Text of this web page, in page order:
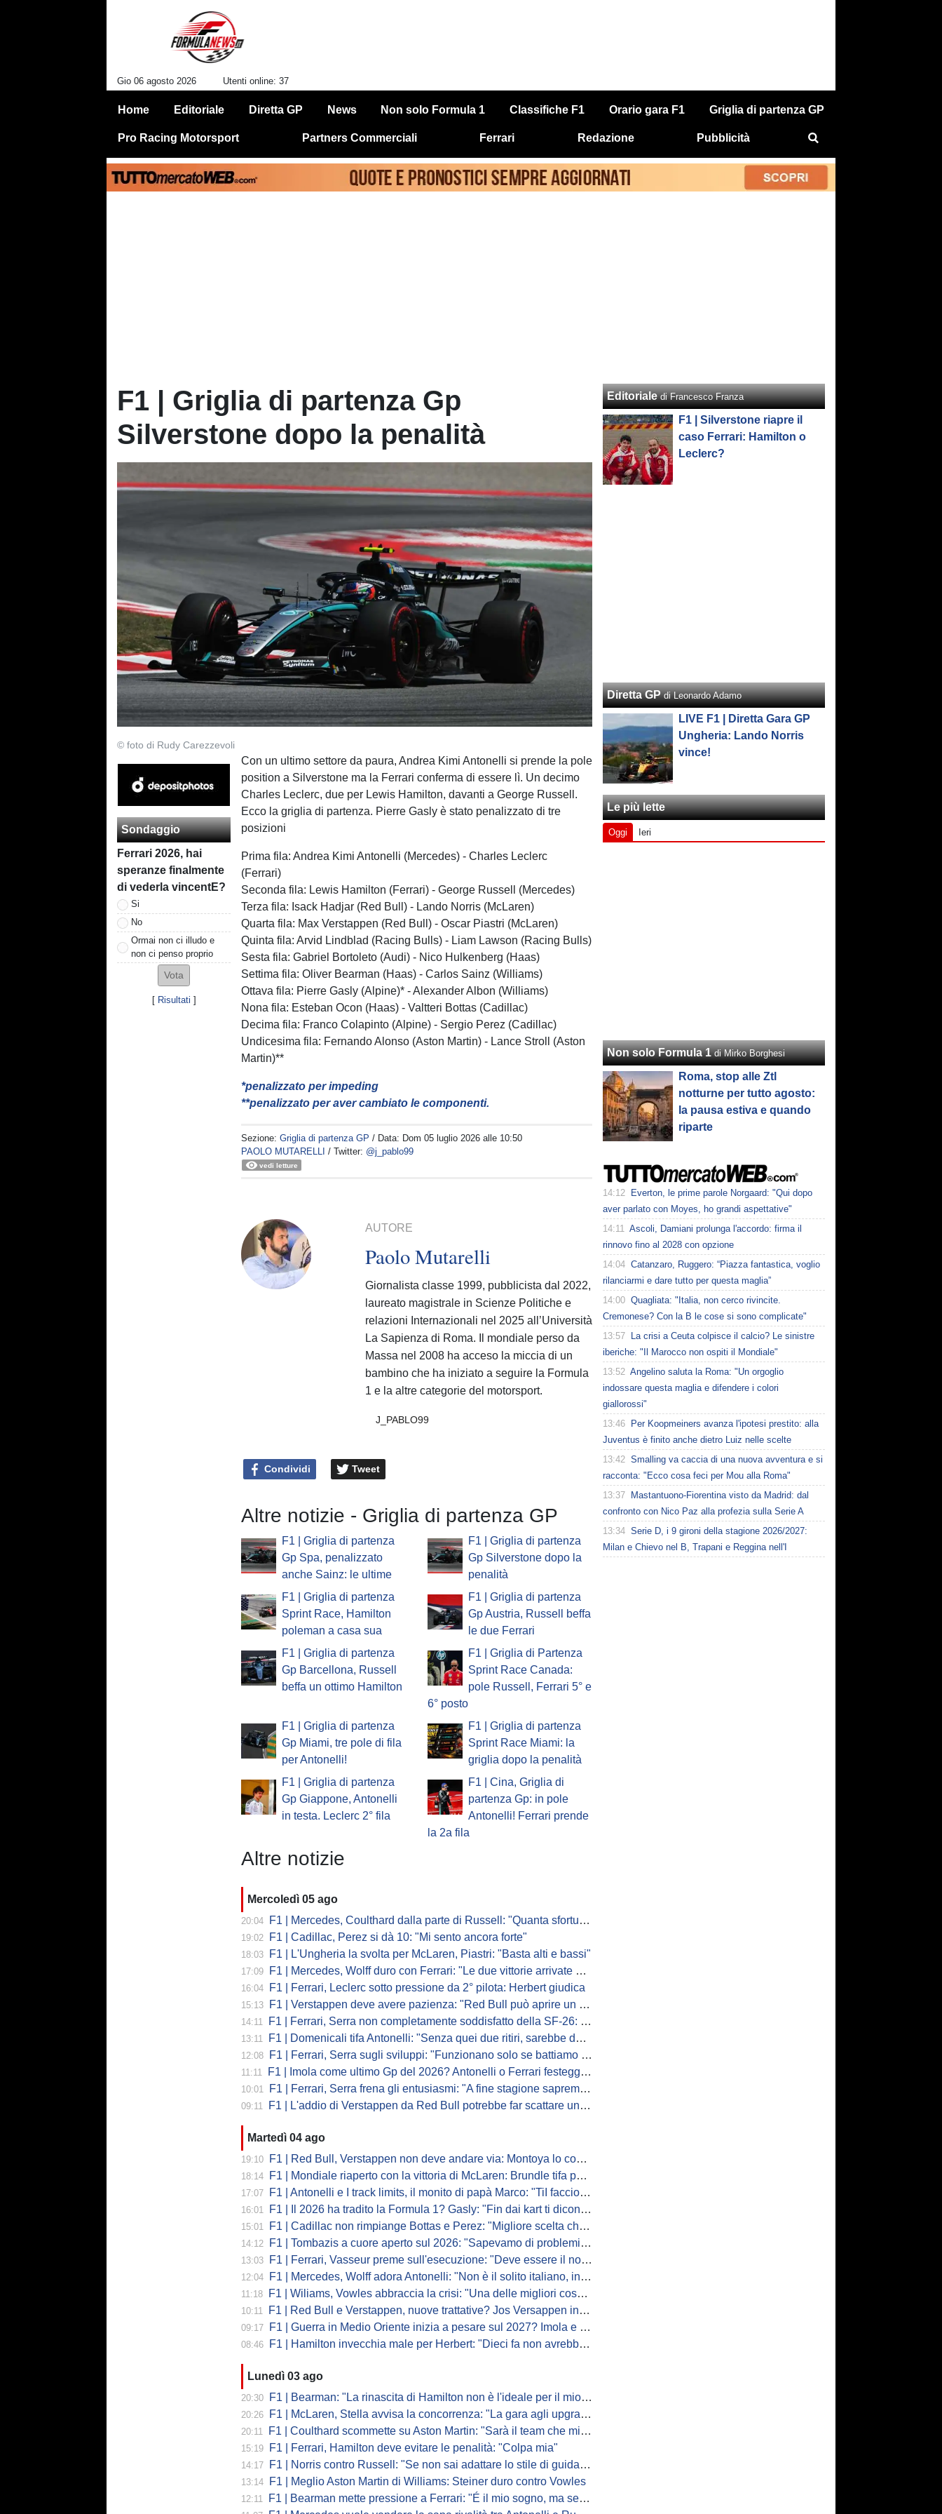
Gio 06 agosto 2026 Utenti online: 37
Home Editoriale Diretta GP News Non solo Formula 1 Classifiche F1 Orario gara F1 Griglia di partenza GP
Pro Racing Motorsport Partners Commerciali Ferrari Redazione Pubblicità
F1 | Griglia di partenza Gp
Silverstone dopo la penalità
© foto di Rudy Carezzevoli
Sondaggio
Ferrari 2026, hai
speranze finalmente
di vederla vincentE?
Si
No
Ormai non ci illudo e
non ci penso proprio
[ Risultati ]
Con un ultimo settore da paura, Andrea Kimi Antonelli si prende la pole
position a Silverstone ma la Ferrari conferma di essere lì. Un decimo
Charles Leclerc, due per Lewis Hamilton, davanti a George Russell.
Ecco la griglia di partenza. Pierre Gasly è stato penalizzato di tre
posizioni
Prima fila: Andrea Kimi Antonelli (Mercedes) - Charles Leclerc
(Ferrari)
Seconda fila: Lewis Hamilton (Ferrari) - George Russell (Mercedes)
Terza fila: Isack Hadjar (Red Bull) - Lando Norris (McLaren)
Quarta fila: Max Verstappen (Red Bull) - Oscar Piastri (McLaren)
Quinta fila: Arvid Lindblad (Racing Bulls) - Liam Lawson (Racing Bulls)
Sesta fila: Gabriel Bortoleto (Audi) - Nico Hulkenberg (Haas)
Settima fila: Oliver Bearman (Haas) - Carlos Sainz (Williams)
Ottava fila: Pierre Gasly (Alpine)* - Alexander Albon (Williams)
Nona fila: Esteban Ocon (Haas) - Valtteri Bottas (Cadillac)
Decima fila: Franco Colapinto (Alpine) - Sergio Perez (Cadillac)
Undicesima fila: Fernando Alonso (Aston Martin) - Lance Stroll (Aston
Martin)**
*penalizzato per impeding
**penalizzato per aver cambiato le componenti.
Sezione:Griglia di partenza GP / Data: Dom 05 luglio 2026 alle 10:50
PAOLO MUTARELLI / Twitter: @j_pablo99
vedi letture
AUTORE
Paolo Mutarelli
Giornalista classe 1999, pubblicista dal 2022,
laureato magistrale in Scienze Politiche e
relazioni Internazionali nel 2025 all’Università
La Sapienza di Roma. Il mondiale perso da
Massa nel 2008 ha acceso la miccia di un
bambino che ha iniziato a seguire la Formula
1 e la altre categorie del motorsport.
J_PABLO99
Condividi Tweet
Altre notizie - Griglia di partenza GP
F1 | Griglia di partenza
Gp Spa, penalizzato
anche Sainz: le ultime
F1 | Griglia di partenza
Gp Silverstone dopo la
penalità
F1 | Griglia di partenza
Sprint Race, Hamilton
poleman a casa sua
F1 | Griglia di partenza
Gp Austria, Russell beffa
le due Ferrari
F1 | Griglia di partenza
Gp Barcellona, Russell
beffa un ottimo Hamilton
F1 | Griglia di Partenza
Sprint Race Canada:
pole Russell, Ferrari 5° e
6° posto
F1 | Griglia di partenza
Gp Miami, tre pole di fila
per Antonelli!
F1 | Griglia di partenza
Sprint Race Miami: la
griglia dopo la penalità
F1 | Griglia di partenza
Gp Giappone, Antonelli
in testa. Leclerc 2° fila
F1 | Cina, Griglia di
partenza Gp: in pole
Antonelli! Ferrari prende
la 2a fila
Altre notizie
Mercoledì 05 ago
20:04 F1 | Mercedes, Coulthard dalla parte di Russell: "Quanta sfortuna può avere un pilota?"
19:02 F1 | Cadillac, Perez si dà 10: "Mi sento ancora forte"
18:03 F1 | L'Ungheria la svolta per McLaren, Piastri: "Basta alti e bassi"
17:09 F1 | Mercedes, Wolff duro con Ferrari: "Le due vittorie arrivate per colpa nostra
16:04 F1 | Ferrari, Leclerc sotto pressione da 2° pilota: Herbert giudica
15:13 F1 | Verstappen deve avere pazienza: "Red Bull può aprire un nuovo corso"
14:11 F1 | Ferrari, Serra non completamente soddisfatto della SF-26: "Non è solo la mia macchina"
13:11 F1 | Domenicali tifa Antonelli: "Senza quei due ritiri, sarebbe davanti di tanto"
12:08 F1 | Ferrari, Serra sugli sviluppi: "Funzionano solo se battiamo gli altri"
11:11 F1 | Imola come ultimo Gp del 2026? Antonelli o Ferrari festeggiano il titolo in casa...
10:01 F1 | Ferrari, Serra frena gli entusiasmi: "A fine stagione sapremo se SF-26 è forte"
09:11 F1 | L'addio di Verstappen da Red Bull potrebbe far scattare un domino: ne parla Fittipaldi
Martedì 04 ago
19:10 F1 | Red Bull, Verstappen non deve andare via: Montoya lo convince
18:14 F1 | Mondiale riaperto con la vittoria di McLaren: Brundle tifa papaya
17:07 F1 | Antonelli e I track limits, il monito di papà Marco: "TiI faccio fare la fine della gallina"
16:01 F1 | Il 2026 ha tradito la Formula 1? Gasly: "Fin dai kart ti dicono di non alzare il piede dal gas"
15:01 F1 | Cadillac non rimpiange Bottas e Perez: "Migliore scelta che potessimo fare"
14:12 F1 | Tombazis a cuore aperto sul 2026: "Sapevamo di problemi, ma serviva un accordo"
13:03 F1 | Ferrari, Vasseur preme sull'esecuzione: "Deve essere il nostro punto di forza"
12:04 F1 | Mercedes, Wolff adora Antonelli: "Non è il solito italiano, in bolla quando guida"
11:18 F1 | Wiliams, Vowles abbraccia la crisi: "Una delle migliori cose che potevano capitare"
10:11 F1 | Red Bull e Verstappen, nuove trattative? Jos Versappen insorge contro i giornalisti
09:17 F1 | Guerra in Medio Oriente inizia a pesare sul 2027? Imola e Barcellona osservano
08:46 F1 | Hamilton invecchia male per Herbert: "Dieci fa non avrebbe preso queste penalità"
Lunedì 03 ago
20:30 F1 | Bearman: "La rinascita di Hamilton non è l'ideale per il mio futuro in Ferrari"
20:26 F1 | McLaren, Stella avvisa la concorrenza: "La gara agli upgrade è appena iniziata"
20:11 F1 | Coulthard scommette su Aston Martin: "Sarà il team che migliorerà di più"
15:19 F1 | Ferrari, Hamilton deve evitare le penalità: "Colpa mia"
14:17 F1 | Norris contro Russell: "Se non sai adattare lo stile di guida, perdi"
13:14 F1 | Meglio Aston Martin di Williams: Steiner duro contro Vowles
12:11 F1 | Bearman mette pressione a Ferrari: "É il mio sogno, ma se il sedile non sarà libero..."
Editoriale di Francesco Franza
F1 | Silverstone riapre il
caso Ferrari: Hamilton o
Leclerc?
Diretta GP di Leonardo Adamo
LIVE F1 | Diretta Gara GP
Ungheria: Lando Norris
vince!
Le più lette
Oggi Ieri
Non solo Formula 1 di Mirko Borghesi
Roma, stop alle Ztl
notturne per tutto agosto:
la pausa estiva e quando
riparte
14:12
Everton, le prime parole Norgaard: "Qui dopo
aver parlato con Moyes, ho grandi aspettative"
14:11 Ascoli, Damiani prolunga l'accordo: firma il
rinnovo fino al 2028 con opzione
14:04 Catanzaro, Ruggero: “Piazza fantastica, voglio
rilanciarmi e dare tutto per questa maglia”
14:00 Quagliata: "Italia, non cerco rivincite.
Cremonese? Con la B le cose si sono complicate"
13:57
La crisi a Ceuta colpisce il calcio? Le sinistre
iberiche: "Il Marocco non ospiti il Mondiale"
13:52 Angelino saluta la Roma: "Un orgoglio
indossare questa maglia e difendere i colori
giallorossi"
13:46
Per Koopmeiners avanza l'ipotesi prestito: alla
Juventus è finito anche dietro Luiz nelle scelte
13:42 Smalling va caccia di una nuova avventura e si
racconta: "Ecco cosa feci per Mou alla Roma"
13:37
Mastantuono-Fiorentina visto da Madrid: dal
confronto con Nico Paz alla profezia sulla Serie A
13:34 Serie D, i 9 gironi della stagione 2026/2027:
Milan e Chievo nel B, Trapani e Reggina nell'I